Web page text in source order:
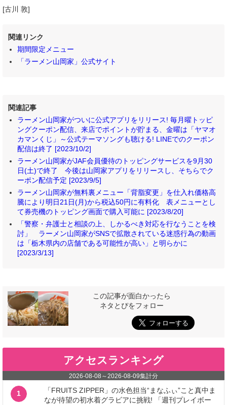
[古川 敦]
関連リンク
期間限定メニュー
「ラーメン山岡家」公式サイト
関連記事
ラーメン山岡家がついに公式アプリをリリース! 毎月曜トッピ
ングクーポン配信、来店でポイントが貯まる、金曜は「ヤマオ
カマンくじ」～公式テーマソングも聴ける! LINEでのクーポン
配信は終了 [2023/10/2]
ラーメン山岡家がJAF会員優待のトッピングサービスを9月30
日(土)で終了 今後は山岡家アプリをリリースし、そちらでク
ーポン配信予定 [2023/9/5]
ラーメン山岡家が無料裏メニュー「背脂変更」を仕入れ価格高
騰により明日21日(月)から税込50円に有料化 表メニューとし
て券売機のトッピング画面で購入可能に [2023/8/20]
「警察・弁護士と相談の上、しかるべき対応を行なうことを検
討」 ラーメン山岡家がSNSで拡散されている迷惑行為の動画
は「栃木県内の店舗である可能性が高い」と明らかに
[2023/3/13]
この記事が面白かったら
ネタとぴをフォロー
アクセスランキング
2026-08-08 ～2026-08-09集計分
1
「FRUITS ZIPPER」の水色担当“まなふぃ”こと真中ま
なが待望の初水着グラビアに挑戦! 「週刊プレイボー